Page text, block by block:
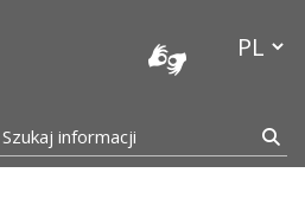
Szukaj informacji